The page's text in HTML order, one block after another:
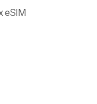
eSIM